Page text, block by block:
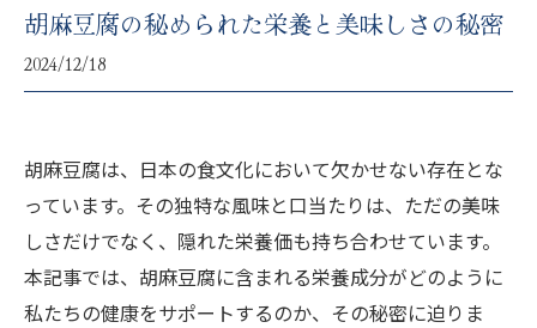
胡麻豆腐の秘められた栄養と美味しさの秘密
2024/12/18
胡麻豆腐は、日本の食文化において欠かせない存在とな
っています。その独特な風味と口当たりは、ただの美味
しさだけでなく、隠れた栄養価も持ち合わせています。
本記事では、胡麻豆腐に含まれる栄養成分がどのように
私たちの健康をサポートするのか、その秘密に迫りま